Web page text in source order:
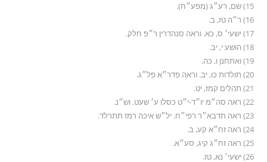
15) שם, רע״ג (מפע״ח).
16) ר״ה טז, ב.
17) ישעי׳ ס, כא. וראה סנהדרין ר״פ חלק.
18) הושע י, יב.
19) ואתחנן ו, כה.
20) תולדות כו, יב. וראה פדר״א פל״ג.
21) תהלים קמז, יט.
22) ראה סה״מ יו״ד-י״ט כסלו ע׳ שעט. וש״נ.
23) ראה תדבא״ר רפי״ח. יל״ש איכה רמז תתרלד.
24) ראה זח״א קע, ב.
25) ראה זח״ג קיג, סע״א.
26) ישעי׳ נא, טז.